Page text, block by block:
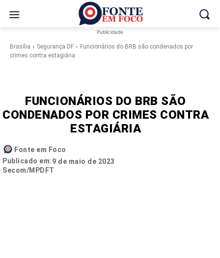
Publicidade
Brasília Segurança DF
Funcionários do BRB são condenados por
crimes contra estagiária
FUNCIONÁRIOS DO BRB SÃO
CONDENADOS POR CRIMES CONTRA
ESTAGIÁRIA
Fonte em Foco
Publicado em:9 de maio de 2023
Secom/MPDFT